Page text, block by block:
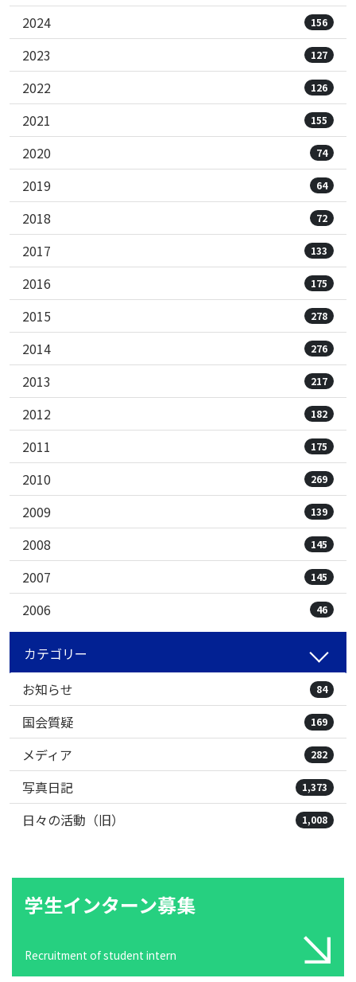
2024 156
2023 127
2022 126
2021 155
2020 74
2019 64
2018 72
2017 133
2016 175
2015 278
2014 276
2013 217
2012 182
2011 175
2010 269
2009 139
2008 145
2007 145
2006 46
カテゴリー
お知らせ
84
国会質疑 169
メディア 282
写真日記 1,373
日々の活動（旧） 1,008
学生インターン募集
Recruitment of student intern